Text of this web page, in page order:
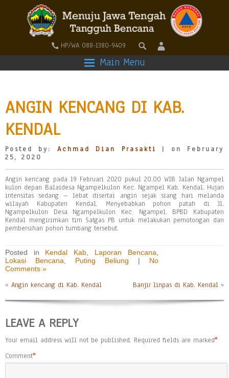
HP/WA 088-1380-9409
Main Menu
ANGIN KENCANG DI KAB.
KENDAL
Posted by: Achmad Dian Prasakti
| on February
25, 2020
Angin kencang pada 19 Februari 2020 pukul 20.00 WIB Jalan Ngampel
kulon depan Balaidesa Ngampelkulon Kec. Ngampel Kab. Kendal. Hujan
intensitas sedang – lebat disertai angin sejak siang hari melanda
wilayah Kabupaten Kendal. Menyebabkan pohon patah di Jl.
Ngampelkulon Desa Ngampelkulon Kec. Ngampel. BPBD Kabupaten
Kendal mengirimkan tim Satgas PB untuk melakukan pemotongan dan
pembersihan pohon tumbang tersebut.
Posted in Kendal Kab Laporan Bencana
Lokasi Bencana
Puting Beliung | No
Comments »
« Angin kencang di Kab. Kendal Banjir linpas di Kab. Kendal »
LEAVE A REPLY
Your email address will not be published. Required fields are marked*
Comment*